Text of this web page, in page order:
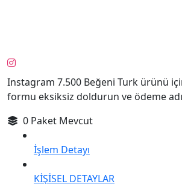
Instagram 7.500 Beğeni Turk ürünü
formu eksiksiz doldurun ve ödeme
0 Paket Mevcut
İşlem Detayı
KİŞİSEL DETAYLAR